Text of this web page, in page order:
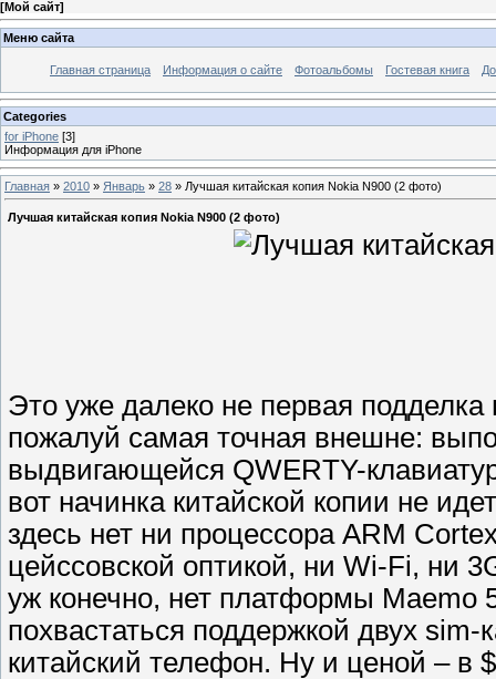
[Мой сайт]
Меню сайта
Главная страница Информация о сайте Фотоальбомы Гостевая книга
Categories
for iPhone [3]
Информация для iPhone
Главная » 2010 » Январь » 28 » Лучшая китайская копия Nokia N900 (2 фото)
Лучшая китайская копия Nokia N900 (2 фото)
Это уже далеко не первая
пожалуй самая точная внешне:
выдвигающейся QWERTY-
вот начинка китайской копии не
здесь нет ни процессора ARM
цейссовской оптикой, ни Wi-Fi, ни
уж конечно, нет платформы Maemo
похвастаться поддержкой двух
китайский телефон. Ну и ценой – в